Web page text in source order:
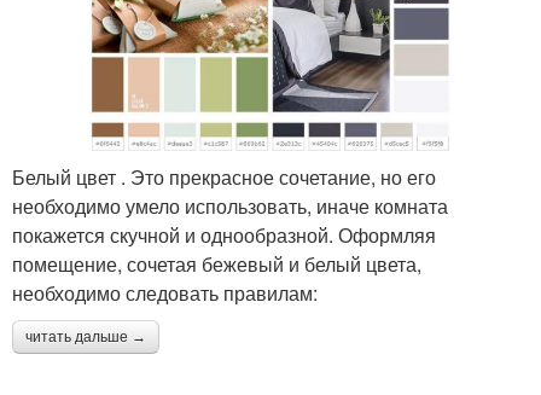
Белый цвет . Это прекрасное сочетание, но его
необходимо умело использовать, иначе комната
покажется скучной и однообразной. Оформляя
помещение, сочетая бежевый и белый цвета,
необходимо следовать правилам:
читать дальше →